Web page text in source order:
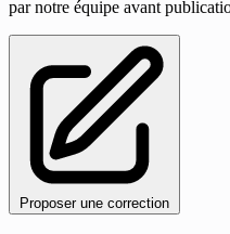
par notre équipe avant
Proposer une correction